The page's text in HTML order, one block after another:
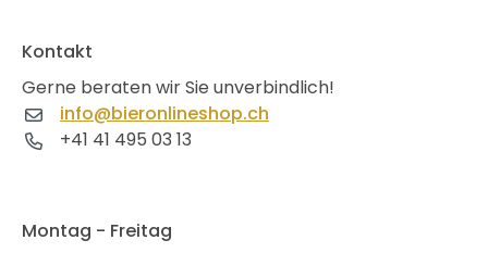
Kontakt
Gerne beraten wir Sie unverbindlich!
info@bieronlineshop.ch
+41 41 495 03 13
Montag - Freitag